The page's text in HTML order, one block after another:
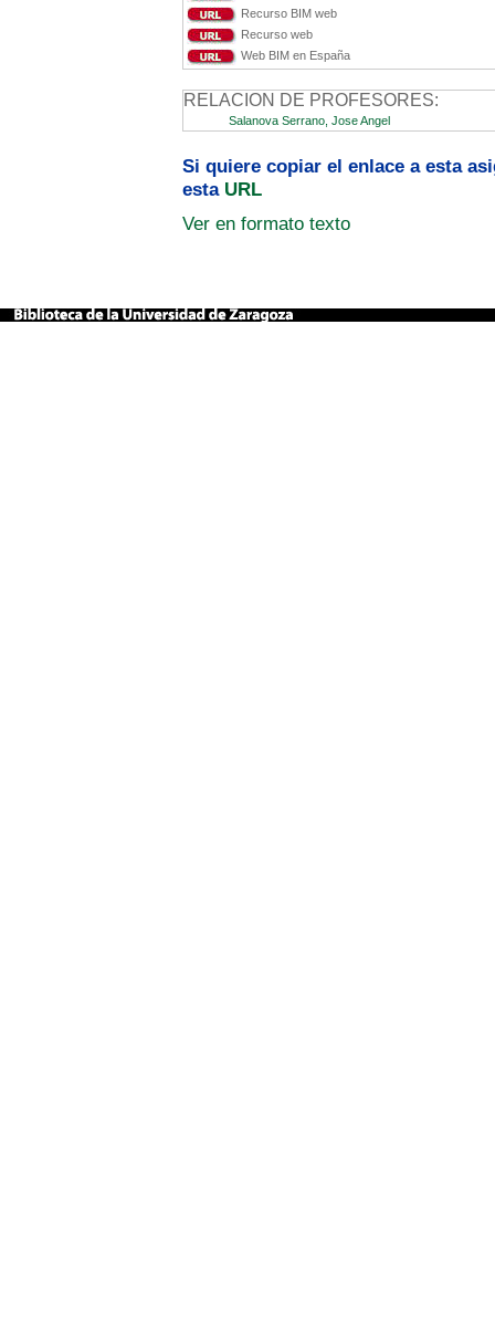
Recurso BIM web
Recurso web
Web BIM en España
RELACION DE PROFESORES:
Salanova Serrano, Jose Angel
Si quiere copiar el enlace a esta
esta URL
Ver en formato texto